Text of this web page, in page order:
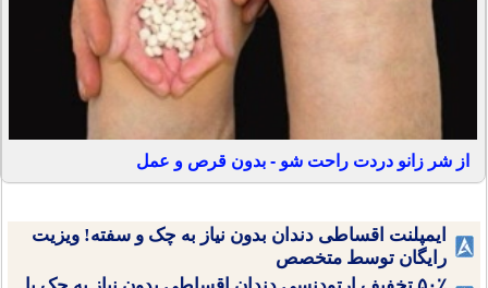
از شر زانو دردت راحت شو - بدون قرص و عمل
ایمپلنت اقساطی دندان بدون نیاز به چک و سفته! ویزیت
رایگان توسط متخصص